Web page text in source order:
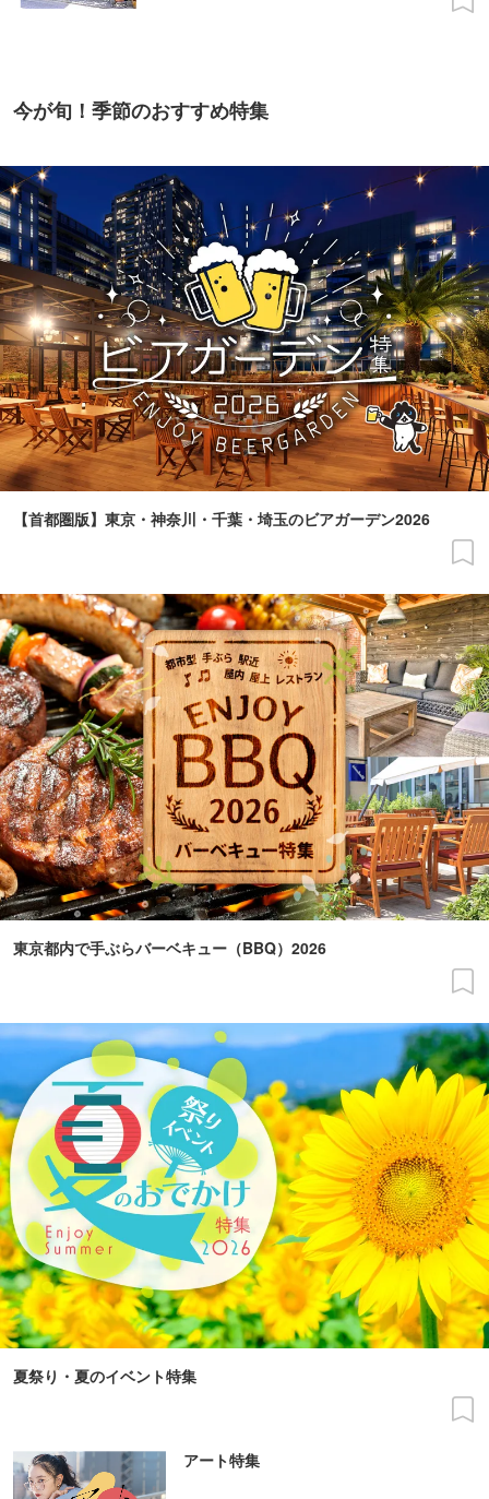
今が旬！季節のおすすめ特集
【首都圏版】東京・神奈川・千葉・埼玉のビアガーデン2026
東京都内で手ぶらバーベキュー（BBQ）2026
夏祭り・夏のイベント特集
アート特集